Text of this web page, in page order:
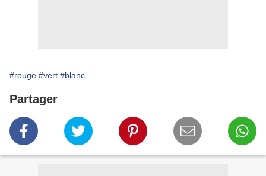
#rouge #vert #blanc
Partager